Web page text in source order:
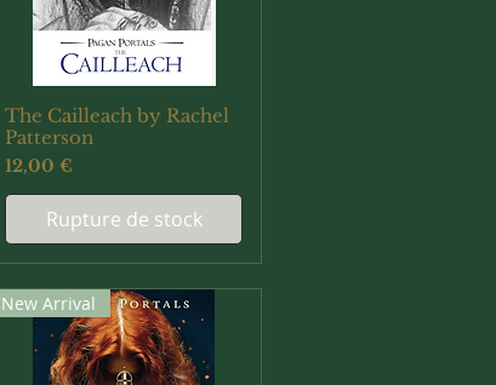
Aperçu rapide
The Cailleach by Rachel
Patterson
Prix
12,00 €
Rupture de stock
New Arrival